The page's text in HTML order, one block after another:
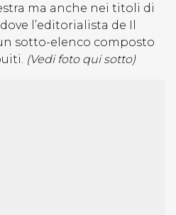
ma anche nei titoli di
l’editorialista de Il
sotto-elenco composto
(Vedi foto qui sotto)